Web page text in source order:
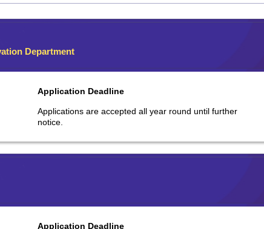
Department
Application Deadline
Applications are accepted all year round until further
notice.
Application Deadline